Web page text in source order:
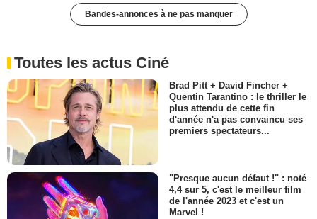
Bandes-annonces à ne pas manquer
Toutes les actus Ciné
Brad Pitt + David Fincher +
Quentin Tarantino : le thriller le
plus attendu de cette fin
d'année n'a pas convaincu ses
premiers spectateurs...
"Presque aucun défaut !" : noté
4,4 sur 5, c'est le meilleur film
de l'année 2023 et c'est un
Marvel !